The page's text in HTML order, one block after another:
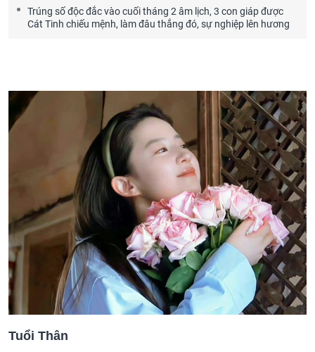
Trúng số độc đắc vào cuối tháng 2 âm lịch, 3 con giáp được
Cát Tinh chiếu mệnh, làm đâu thắng đó, sự nghiệp lên hương
Tuổi Thân